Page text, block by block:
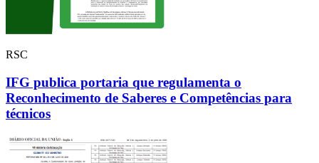
RSC
IFG publica portaria que regulamenta o
Reconhecimento de Saberes e Competências para
técnicos